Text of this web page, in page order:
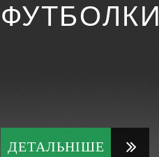
ФУТБОЛКИ
ДЕТАЛЬНІШЕ